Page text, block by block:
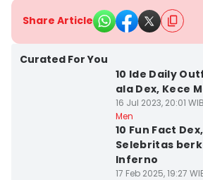
Share Article
Curated For You
10 Ide Daily
ala Dex, Kece
16 Jul 2023, 20:01 WIB
Men
10 Fun Fact
Selebritas
Inferno
17 Feb 2025, 19:27